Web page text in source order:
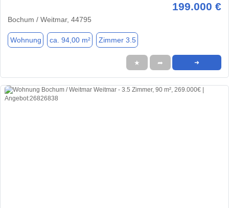
199.000 €
Bochum / Weitmar, 44795
Wohnung ca. 94,00 m² Zimmer 3.5
★ ➦ ➜